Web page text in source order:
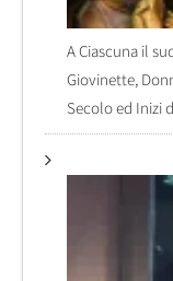
A Ciascuna il
Giovinette,
Secolo ed Inizi